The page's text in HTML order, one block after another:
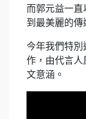
而郭元益一
到最美麗的傳
今年我們特別
作，由代言人
文意涵。